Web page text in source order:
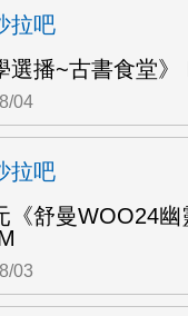
拉吧
選播~古書食堂》
04
拉吧
《舒曼WOO24幽
03